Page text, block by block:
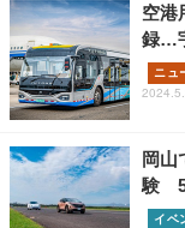
空港
録…
ニュ
岡山
験 5
イベ